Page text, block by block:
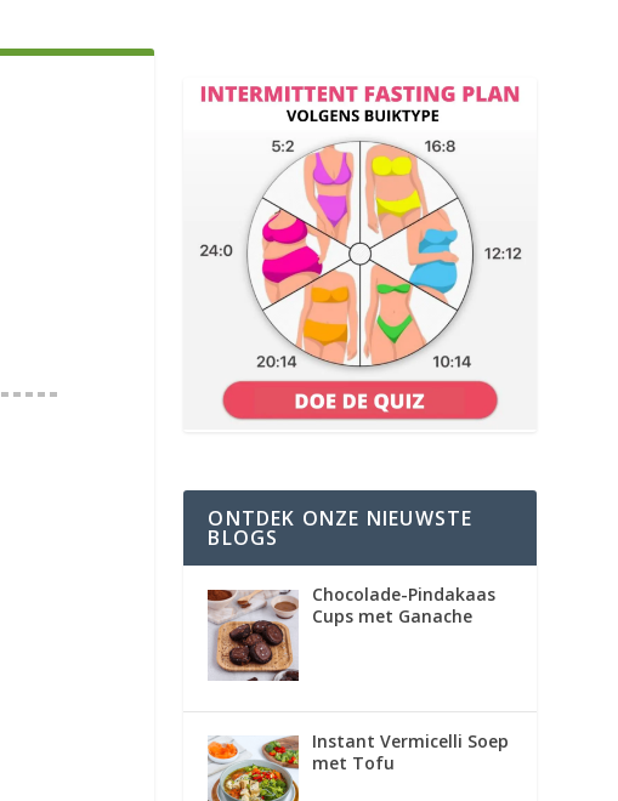
ONTDEK ONZE NIEUWSTE
BLOGS
Chocolade-Pindakaas
Cups met Ganache
Instant Vermicelli Soep
met Tofu